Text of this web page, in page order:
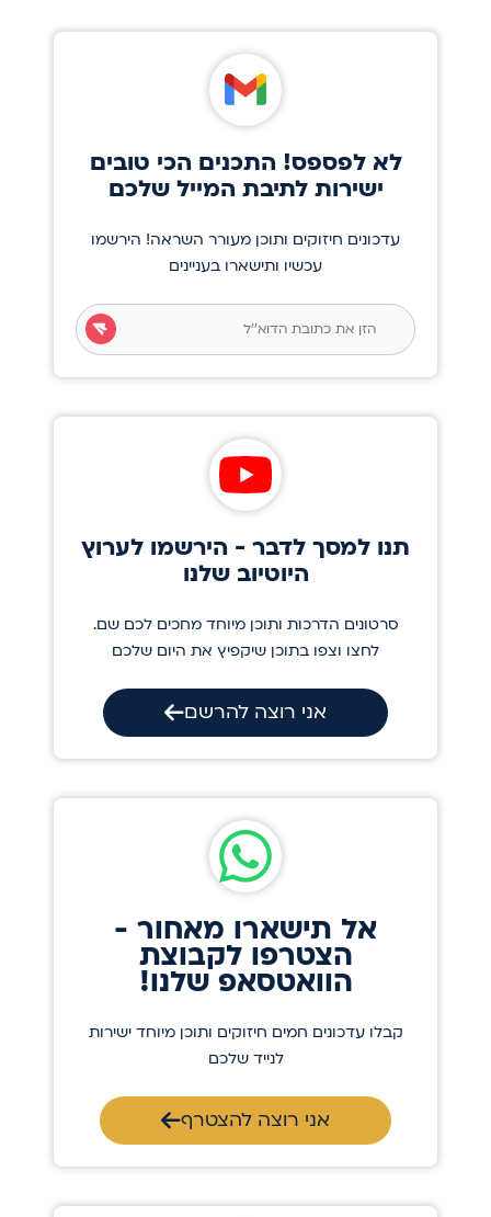
לא לפספס! התכנים הכי טובים
ישירות לתיבת המייל שלכם
עדכונים חיזוקים ותוכן מעורר השראה! הירשמו
עכשיו ותישארו בעניינים
תנו למסך לדבר - הירשמו לערוץ
היוטיוב שלנו
סרטונים הדרכות ותוכן מיוחד מחכים לכם שם.
לחצו וצפו בתוכן שיקפיץ את היום שלכם
אני רוצה להרשם
אל תישארו מאחור -
הצטרפו לקבוצת
הוואטסאפ שלנו!
קבלו עדכונים חמים חיזוקים ותוכן מיוחד ישירות
לנייד שלכם
אני רוצה להצטרף